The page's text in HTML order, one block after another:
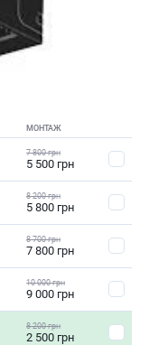
МОНТАЖ
7 800 грн
5 500 грн
8 200 грн
5 800 грн
8 700 грн
7 800 грн
10 000 грн
9 000 грн
8 200 грн
2 500 грн